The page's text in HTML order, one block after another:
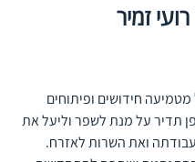
זמיר
חידושים ופיתוחים
תדיר על מנת לשפר וליעל את
ואת השרות לאזרח.